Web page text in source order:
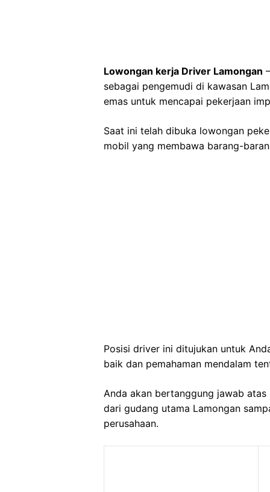
Lowongan kerja Driver Lamongan
sebagai pengemudi di kawasan
emas untuk mencapai pekerjaan
Saat ini telah dibuka lowongan
mobil yang membawa barang-
Posisi driver ini ditujukan untuk
baik dan pemahaman mendalam
Anda akan bertanggung jawab
dari gudang utama Lamongan
perusahaan.